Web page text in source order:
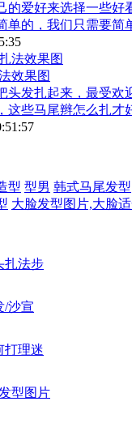
的爱好来选择一些
单的，我们只需要简
效果图
头发扎起来，最受
这些马尾辫怎么扎才
型 型男 韩式马尾发型
大脸发型图片,大脸
扎法步
/沙宣
打理迷
型图片